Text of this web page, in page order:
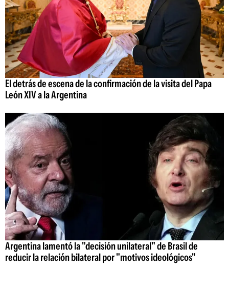
El detrás de escena de la confirmación de la visita del Papa
León XIV a la Argentina
Argentina lamentó la "decisión unilateral" de Brasil de
reducir la relación bilateral por "motivos ideológicos"